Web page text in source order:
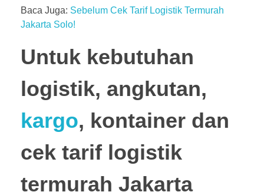
Baca Juga: Sebelum Cek Tarif Logistik Termurah
Jakarta Solo!
Untuk kebutuhan
logistik, angkutan,
kargo, kontainer dan
cek tarif logistik
termurah Jakarta